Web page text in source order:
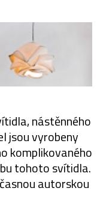
nástěnného
jsou vyrobeny
komplikovaného
tohoto svítidla.
autorskou